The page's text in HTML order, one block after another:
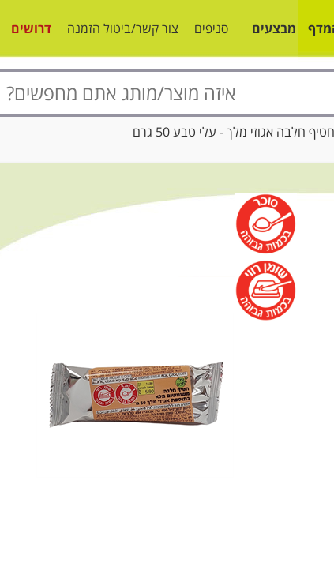
מבצעים סניפים צור קשר/ביטול הזמנה
דרושים
חלבה אגוזי מלך - עלי טבע 50 גרם